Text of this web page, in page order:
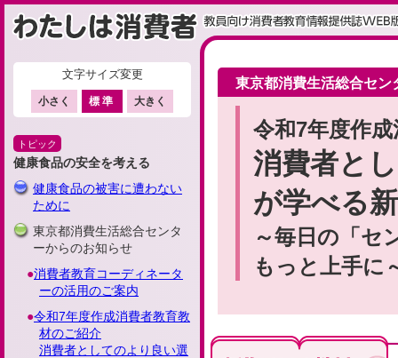
文字サイズ変更
小さく 標準 大きく
トピック
健康食品の安全を考える
健康食品の被害に遭わない
ために
東京都消費生活総合センタ
ーからのお知らせ
消費者教育コーディネータ
ーの活用のご案内
令和7年度作成消費者教育教
材のご紹介
消費者としてのより良い選
ここから本文です
東京都消費生活総合セン
令和7年度作
消費者と
が学べる
～毎日の「セ
もっと上手に